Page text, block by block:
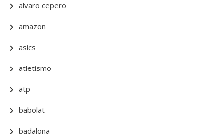
alvaro cepero
amazon
asics
atletismo
atp
babolat
badalona